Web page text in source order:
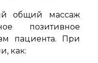
общий массаж
позитивное
пациента. При
как: